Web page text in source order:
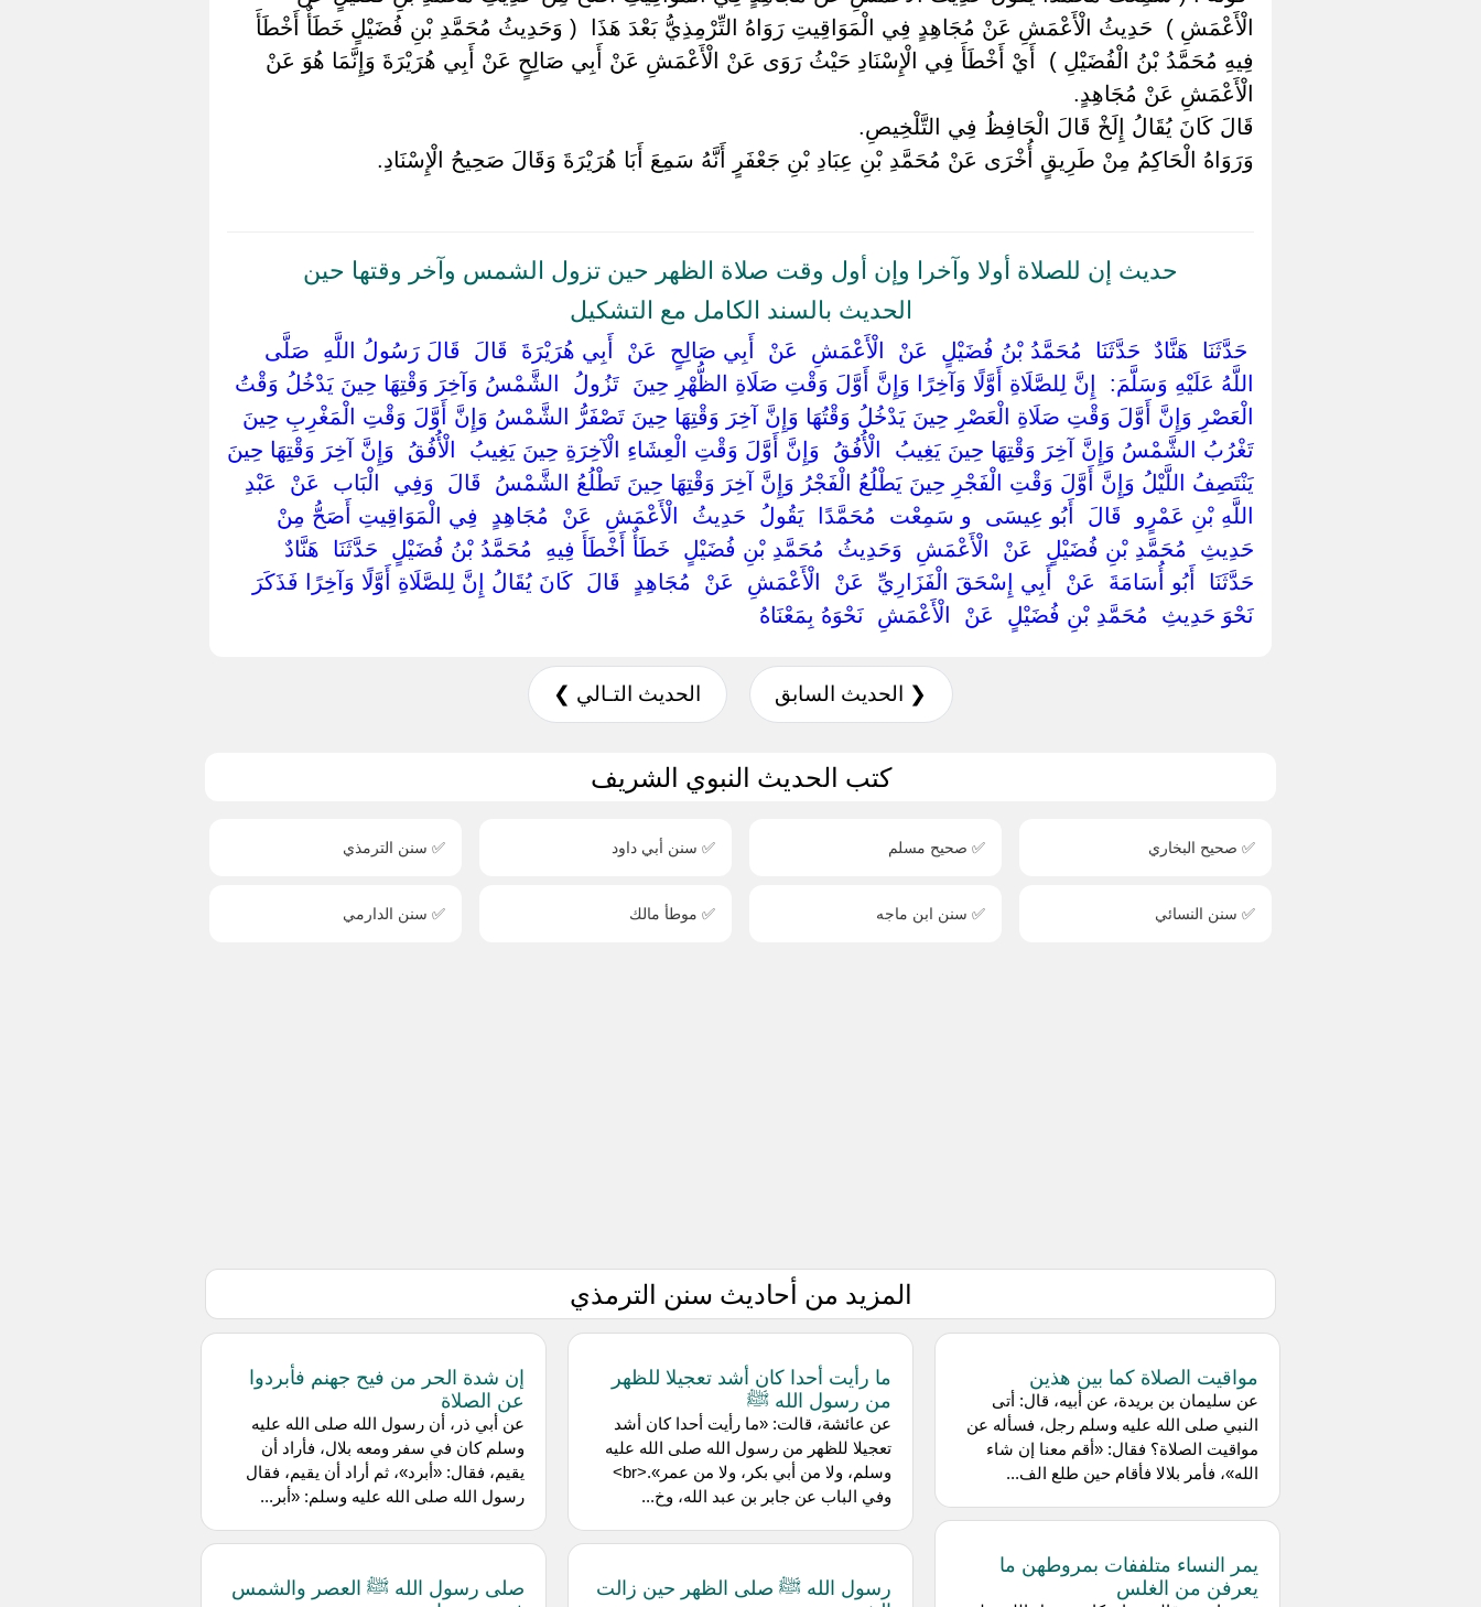
الْأَعْمَشِ ) ‏ ‏حَدِيثُ الْأَعْمَشِ عَنْ مُجَاهِدٍ فِي الْمَوَاقِيتِ رَوَاهُ التِّرْمِذِيُّ بَعْدَ هَذَا ‏ ‏( وَحَدِيثُ مُحَمَّدِ بْنِ فُضَيْلٍ خَطَأٌ أَخْطَأَ
فِيهِ مُحَمَّدُ بْنُ الْفُضَيْلِ ) ‏ ‏أَيْ أَخْطَأَ فِي الْإِسْنَادِ حَيْثُ رَوَى عَنْ الْأَعْمَشِ عَنْ أَبِي صَالِحٍ عَنْ أَبِي هُرَيْرَةَ وَإِنَّمَا هُوَ عَنْ
الْأَعْمَشِ عَنْ مُجَاهِدٍ.
قَالَ كَانَ يُقَالُ إِلَخْ قَالَ الْحَافِظُ فِي التَّلْخِيصِ.
وَرَوَاهُ الْحَاكِمُ مِنْ طَرِيقٍ أُخْرَى عَنْ مُحَمَّدِ بْنِ عِبَادِ بْنِ جَعْفَرٍ أَنَّهُ سَمِعَ أَبَا هُرَيْرَةَ وَقَالَ صَحِيحُ الْإِسْنَادِ.
حديث إن للصلاة أولا وآخرا وإن أول وقت صلاة الظهر حين تزول الشمس وآخر وقتها حين
الحديث بالسند الكامل مع التشكيل
‏ ‏حَدَّثَنَا ‏ ‏هَنَّادٌ ‏ ‏حَدَّثَنَا ‏ ‏مُحَمَّدُ بْنُ فُضَيْلٍ ‏ ‏عَنْ ‏ ‏الْأَعْمَشِ ‏ ‏عَنْ ‏ ‏أَبِي صَالِحٍ ‏ ‏عَنْ ‏ ‏أَبِي هُرَيْرَةَ ‏ ‏قَالَ ‏ ‏قَالَ رَسُولُ اللَّهِ ‏ ‏صَلَّى
اللَّهُ عَلَيْهِ وَسَلَّمَ: ‏ ‏إِنَّ لِلصَّلَاةِ أَوَّلًا وَآخِرًا وَإِنَّ أَوَّلَ وَقْتِ صَلَاةِ الظُّهْرِ حِينَ ‏ ‏تَزُولُ ‏ ‏الشَّمْسُ وَآخِرَ وَقْتِهَا حِينَ يَدْخُلُ وَقْتُ
الْعَصْرِ وَإِنَّ أَوَّلَ وَقْتِ صَلَاةِ الْعَصْرِ حِينَ يَدْخُلُ وَقْتُهَا وَإِنَّ آخِرَ وَقْتِهَا حِينَ تَصْفَرُّ الشَّمْسُ وَإِنَّ أَوَّلَ وَقْتِ الْمَغْرِبِ حِينَ
تَغْرُبُ الشَّمْسُ وَإِنَّ آخِرَ وَقْتِهَا حِينَ يَغِيبُ ‏ ‏الْأُفُقُ ‏ ‏وَإِنَّ أَوَّلَ وَقْتِ الْعِشَاءِ الْآخِرَةِ حِينَ يَغِيبُ ‏ ‏الْأُفُقُ ‏ ‏وَإِنَّ آخِرَ وَقْتِهَا حِينَ
يَنْتَصِفُ اللَّيْلُ وَإِنَّ أَوَّلَ وَقْتِ الْفَجْرِ حِينَ يَطْلُعُ الْفَجْرُ وَإِنَّ آخِرَ وَقْتِهَا حِينَ تَطْلُعُ الشَّمْسُ ‏ ‏قَالَ ‏ ‏وَفِي ‏ ‏الْبَاب ‏ ‏عَنْ ‏ ‏عَبْدِ
اللَّهِ بْنِ عَمْرٍو ‏ ‏قَالَ ‏ ‏أَبُو عِيسَى ‏ ‏و سَمِعْت ‏ ‏مُحَمَّدًا ‏ ‏يَقُولُ ‏ ‏حَدِيثُ ‏ ‏الْأَعْمَشِ ‏ ‏عَنْ ‏ ‏مُجَاهِدٍ ‏ ‏فِي الْمَوَاقِيتِ أَصَحُّ مِنْ
حَدِيثِ ‏ ‏مُحَمَّدِ بْنِ فُضَيْلٍ ‏ ‏عَنْ ‏ ‏الْأَعْمَشِ ‏ ‏وَحَدِيثُ ‏ ‏مُحَمَّدِ بْنِ فُضَيْلٍ ‏ ‏خَطَأٌ أَخْطَأَ فِيهِ ‏ ‏مُحَمَّدُ بْنُ فُضَيْلٍ ‏ ‏حَدَّثَنَا ‏ ‏هَنَّادٌ ‏
‏حَدَّثَنَا ‏ ‏أَبُو أُسَامَةَ ‏ ‏عَنْ ‏ ‏أَبِي إِسْحَقَ الْفَزَارِيِّ ‏ ‏عَنْ ‏ ‏الْأَعْمَشِ ‏ ‏عَنْ ‏ ‏مُجَاهِدٍ ‏ ‏قَالَ ‏ ‏كَانَ يُقَالُ إِنَّ لِلصَّلَاةِ أَوَّلًا وَآخِرًا فَذَكَرَ
نَحْوَ حَدِيثِ ‏ ‏مُحَمَّدِ بْنِ فُضَيْلٍ ‏ ‏عَنْ ‏ ‏الْأَعْمَشِ ‏ ‏نَحْوَهُ بِمَعْنَاهُ ‏
❮ الحديث السابق الحديث التـالي ❯
كتب الحديث النبوي الشريف
✅ صحيح البخاري ✅ صحيح مسلم ✅ سنن أبي داود ✅ سنن الترمذي
✅ سنن النسائي ✅ سنن ابن ماجه ✅ موطأ مالك ✅ سنن الدارمي
المزيد من أحاديث سنن الترمذي
مواقيت الصلاة كما بين هذين
عن سليمان بن بريدة، عن أبيه، قال: أتى
النبي صلى الله عليه وسلم رجل، فسأله عن
مواقيت الصلاة؟ فقال: «أقم معنا إن شاء
الله»، فأمر بلالا فأقام حين طلع الف...
يمر النساء متلففات بمروطهن ما
يعرفن من الغلس
ما رأيت أحدا كان أشد تعجيلا للظهر
من رسول الله ﷺ
عن عائشة، قالت: «ما رأيت أحدا كان أشد
تعجيلا للظهر من رسول الله صلى الله عليه
وسلم، ولا من أبي بكر، ولا من عمر».<br>
وفي الباب عن جابر بن عبد الله، وخ...
رسول الله ﷺ صلى الظهر حين زالت
إن شدة الحر من فيح جهنم فأبردوا
عن الصلاة
عن أبي ذر، أن رسول الله صلى الله عليه
وسلم كان في سفر ومعه بلال، فأراد أن
يقيم، فقال: «أبرد»، ثم أراد أن يقيم، فقال
رسول الله صلى الله عليه وسلم: «أبر...
صلى رسول الله ﷺ العصر والشمس